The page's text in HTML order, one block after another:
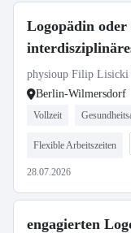
Logopädin
physioup Filip
Berlin-Wilmersdorf
Vollzeit
Flexible Arbeitszeiten
28.07.2026
engagierten